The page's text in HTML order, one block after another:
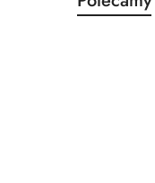
Pomiń karuzelę
o